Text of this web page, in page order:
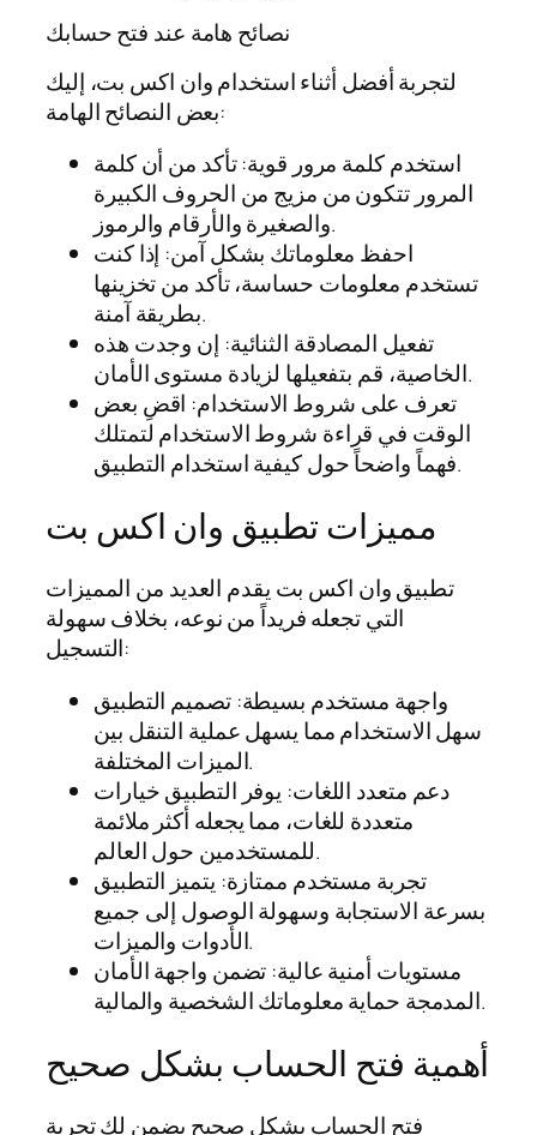
نصائح هامة عند فتح حسابك
لتجربة أفضل أثناء استخدام وان اكس بت، إليك
بعض النصائح الهامة:
استخدم كلمة مرور قوية: تأكد من أن كلمة
المرور تتكون من مزيج من الحروف الكبيرة
والصغيرة والأرقام والرموز.
احفظ معلوماتك بشكل آمن: إذا كنت
تستخدم معلومات حساسة، تأكد من تخزينها
بطريقة آمنة.
تفعيل المصادقة الثنائية: إن وجدت هذه
الخاصية، قم بتفعيلها لزيادة مستوى الأمان.
تعرف على شروط الاستخدام: اقضِ بعض
الوقت في قراءة شروط الاستخدام لتمتلك
فهماً واضحاً حول كيفية استخدام التطبيق.
مميزات تطبيق وان اكس بت
تطبيق وان اكس بت يقدم العديد من المميزات
التي تجعله فريداً من نوعه، بخلاف سهولة
التسجيل:
واجهة مستخدم بسيطة: تصميم التطبيق
سهل الاستخدام مما يسهل عملية التنقل بين
الميزات المختلفة.
دعم متعدد اللغات: يوفر التطبيق خيارات
متعددة للغات، مما يجعله أكثر ملائمة
للمستخدمين حول العالم.
تجربة مستخدم ممتازة: يتميز التطبيق
بسرعة الاستجابة وسهولة الوصول إلى جميع
الأدوات والميزات.
مستويات أمنية عالية: تضمن واجهة الأمان
المدمجة حماية معلوماتك الشخصية والمالية.
أهمية فتح الحساب بشكل صحيح
فتح الحساب بشكل صحيح يضمن لك تجربة